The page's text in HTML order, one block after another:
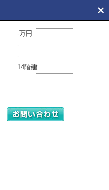
-万円
-
-
14階建